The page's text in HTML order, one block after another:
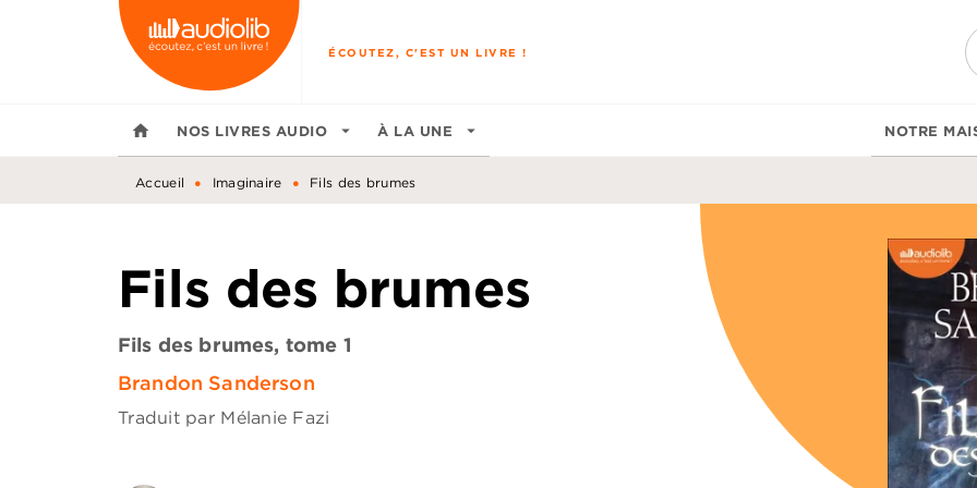
MENU RECHERCHE
ÉCOUTEZ, C'EST UN LIVRE !
home NOS LIVRES AUDIO arrow_drop_down À LA UNE arrow_drop_down NOTRE
Accueil • Imaginaire • Fils des brumes
Fils des brumes
Fils des brumes, tome 1
Brandon Sanderson
Traduit par Mélanie Fazi